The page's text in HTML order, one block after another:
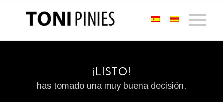
¡LISTO!
has tomado una muy buena decisión.